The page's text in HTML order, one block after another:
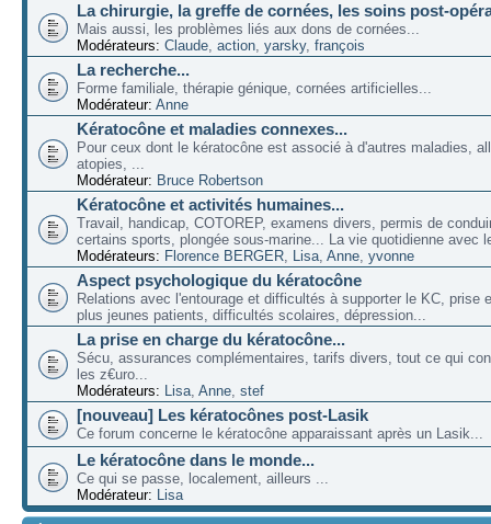
La chirurgie, la greffe de cornées, les soins post-
Mais aussi, les problèmes liés aux dons de cornées...
Modérateurs: Claude, action, yarsky, françois
La recherche...
Forme familiale, thérapie génique, cornées artificielles...
Modérateur: Anne
Kératocône et maladies connexes...
Pour ceux dont le kératocône est associé à d'autres maladies,
atopies, ...
Modérateur: Bruce Robertson
Kératocône et activités humaines...
Travail, handicap, COTOREP, examens divers, permis de
certains sports, plongée sous-marine... La vie quotidienne avec
Modérateurs: Florence BERGER, Lisa, Anne, yvonne
Aspect psychologique du kératocône
Relations avec l'entourage et difficultés à supporter le KC, prise
plus jeunes patients, difficultés scolaires, dépression...
La prise en charge du kératocône...
Sécu, assurances complémentaires, tarifs divers, tout ce qui
les z€uro...
Modérateurs: Lisa, Anne, stef
[nouveau] Les kératocônes post-Lasik
Ce forum concerne le kératocône apparaissant après un Lasik...
Le kératocône dans le monde...
Ce qui se passe, localement, ailleurs ...
Modérateur: Lisa